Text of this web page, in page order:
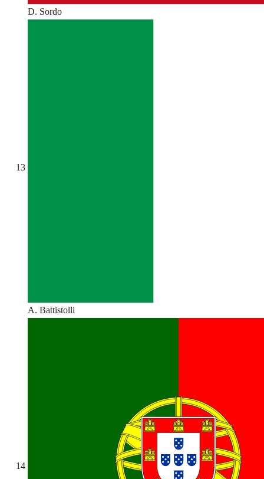
D. Sordo
13
A. Battistolli
14